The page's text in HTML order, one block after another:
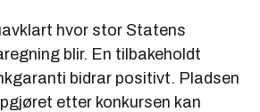
hvor stor Statens
blir. En tilbakeholdt
bidrar positivt. Pladsen
etter konkursen kan